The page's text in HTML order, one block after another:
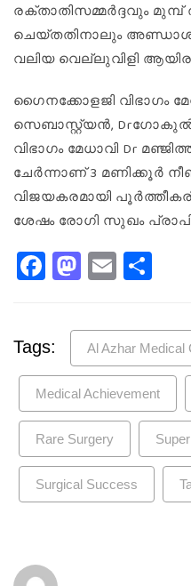
രക്താതിസമ്മർദ്ദവും
ചെയ്തതിനാലും
വലിയ വെല്ലുവിളി
ഗൈനക്കോളജി വിഭാഗം
സെബാസ്റ്റ്യൻ,
വിഭാഗം മേധാവി Dr
ചേർന്നാണ് 3 മണിക്കൂർ
വിജയകരമായി
ശേഷം രോഗി സുഖം
Facebook
Mastodon
Email
Tags: Al Azhar Medical
Medical Achievement
Rare Surgery
Surgical Success